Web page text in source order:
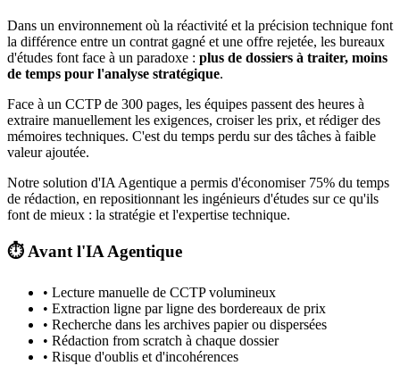
Dans un environnement où la réactivité et la précision technique font
la différence entre un contrat gagné et une offre rejetée, les bureaux
d'études font face à un paradoxe : plus de dossiers à traiter, moins
de temps pour l'analyse stratégique.
Face à un CCTP de 300 pages, les équipes passent des heures à
extraire manuellement les exigences, croiser les prix, et rédiger des
mémoires techniques. C'est du temps perdu sur des tâches à faible
valeur ajoutée.
Notre solution d'IA Agentique a permis d'économiser 75% du temps
de rédaction, en repositionnant les ingénieurs d'études sur ce qu'ils
font de mieux : la stratégie et l'expertise technique.
⏱️Avant l'IA Agentique
• Lecture manuelle de CCTP volumineux
• Extraction ligne par ligne des bordereaux de prix
• Recherche dans les archives papier ou dispersées
• Rédaction from scratch à chaque dossier
• Risque d'oublis et d'incohérences